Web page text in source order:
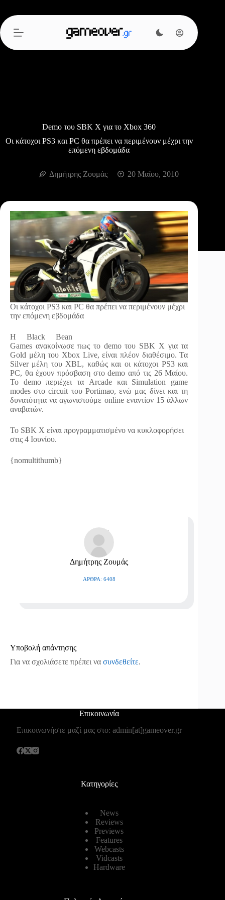
περιεχόμενο
Demo του SBK X για το Xbox 360
Οι κάτοχοι PS3 και PC θα πρέπει να περιμένουν μέχρι την
επόμενη εβδομάδα
Δημήτρης Ζουμάς 20 Μαΐου, 2010
Οι κάτοχοι PS3 και PC θα πρέπει να περιμένουν μέχρι
την επόμενη εβδομάδα
Η Black Bean
Games ανακοίνωσε πως το demo του SBK X για τα
Gold μέλη του Xbox Live, είναι πλέον διαθέσιμο. Τα
Silver μέλη του XBL, καθώς και οι κάτοχοι PS3 και
PC, θα έχουν πρόσβαση στο demo από τις 26 Μαίου.
Το demo περιέχει τα Arcade και Simulation game
modes στο circuit του Portimao, ενώ μας δίνει και τη
δυνατότητα να αγωνιστούμε online εναντίον 15 άλλων
αναβατών.
Το SBK X είναι προγραμματισμένο να κυκλοφορήσει
στις 4 Ιουνίου.
{nomultithumb}
Δημήτρης Ζουμάς
ΆΡΘΡΑ: 6408
Υποβολή απάντησης
Για να σχολιάσετε πρέπει να συνδεθείτε.
Επικοινωνία
Επικοινωνήστε μαζί μας στο: admin[at]gameover.gr
Κατηγορίες
News
Reviews
Previews
Features
Webcasts
Vidcasts
Hardware